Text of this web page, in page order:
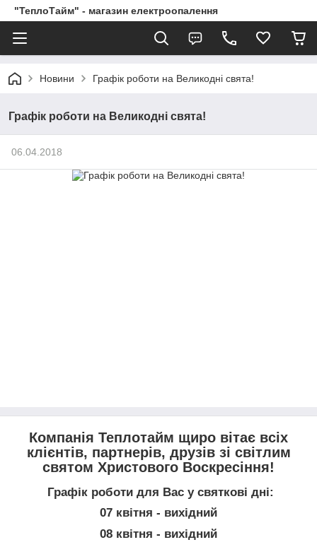
"ТеплоТайм" - магазин електроопалення
Новини Графік роботи на Великодні свята!
Графік роботи на Великодні свята!
06.04.2018
Компанія Теплотайм щиро вітає всіх
клієнтів, партнерів, друзів зі світлим
святом Христового Воскресіння!
Графік роботи для Вас у святкові дні:
07 квітня - вихідний
08 квітня - вихідний